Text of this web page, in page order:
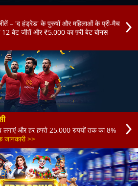
– 'द हंड्रेड' के पुरुषों और महिलाओं के प्री-मैच
बेट जीतें और ₹5,000 का फ़्री बेट बोनस
लगाएं और हर हफ्ते 25,000 रुपयों तक का 8%
जानकारी >>